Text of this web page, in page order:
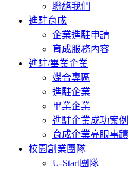
聯絡我們
進駐育成
企業進駐申請
育成服務內容
進駐/畢業企業
媒合專區
進駐企業
畢業企業
進駐企業成功案例
育成企業亮眼事蹟
校園創業團隊
U-Start團隊